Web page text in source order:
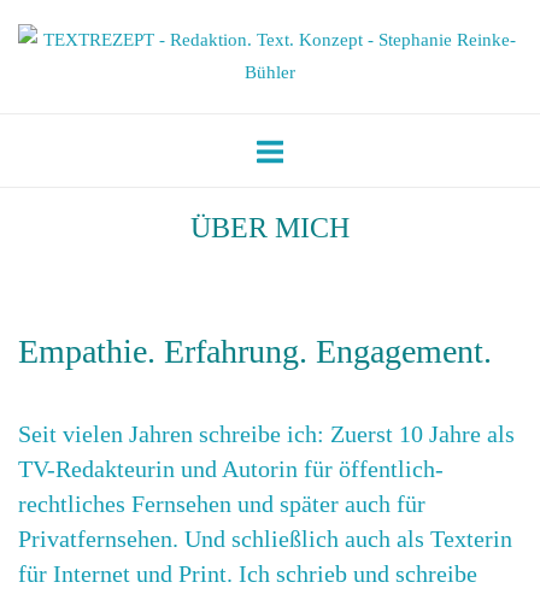
Home
ÜBER MICH
Empathie. Erfahrung. Engagement.
Seit vielen Jahren schreibe ich: Zuerst 10 Jahre als
TV-Redakteurin und Autorin für öffentlich-
rechtliches Fernsehen und später auch für
Privatfernsehen. Und schließlich auch als Texterin
für Internet und Print. Ich schrieb und schreibe